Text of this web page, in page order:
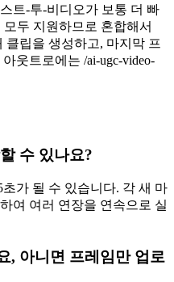
트-투-비디오가 보통 더 빠
모두 지원하므로 혼합해서
립을 생성하고, 마지막 프
웃트로에는 /ai-ugc-video-
수 있나요?
가 될 수 있습니다. 각 새 마
여 여러 연장을 연속으로 실
, 아니면 프레임만 업로